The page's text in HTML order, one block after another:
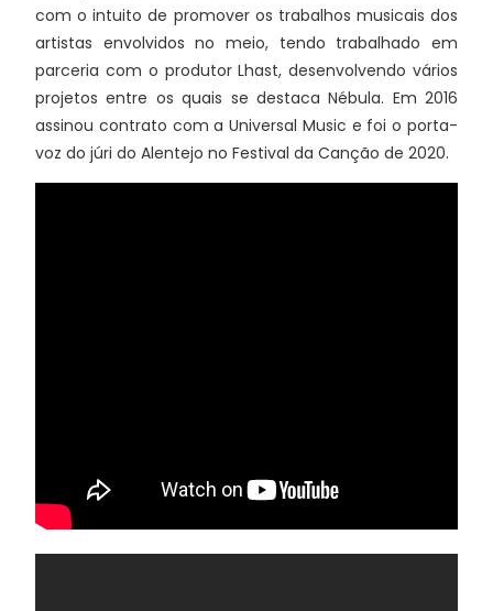
com o intuito de promover os trabalhos musicais dos
artistas envolvidos no meio, tendo trabalhado em
parceria com o produtor Lhast, desenvolvendo vários
projetos entre os quais se destaca Nébula. Em 2016
assinou contrato com a Universal Music e foi o porta-
voz do júri do Alentejo no Festival da Canção de 2020.